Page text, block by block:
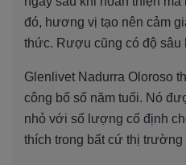
đó, hương vị tạo nên cảm
thức. Rượu cũng có độ sâu
Glenlivet Nadurra Oloroso
công bố số năm tuổi. Nó
nhỏ với số lượng cố định
thích trong bất cứ thị trường